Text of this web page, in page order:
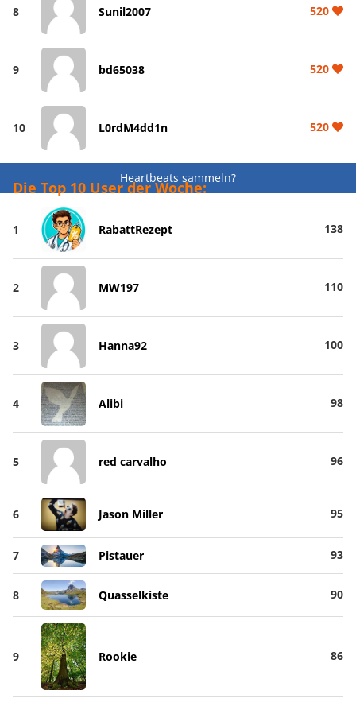
8 Sunil2007 520
9 bd65038 520
10 L0rdM4dd1n 520
Heartbeats sammeln?
Die Top 10 User der Woche:
1 RabattRezept 138
2 MW197 110
3 Hanna92 100
4 Alibi 98
5 red carvalho 96
6 Jason Miller 95
7 Pistauer 93
8 Quasselkiste 90
9 Rookie 86